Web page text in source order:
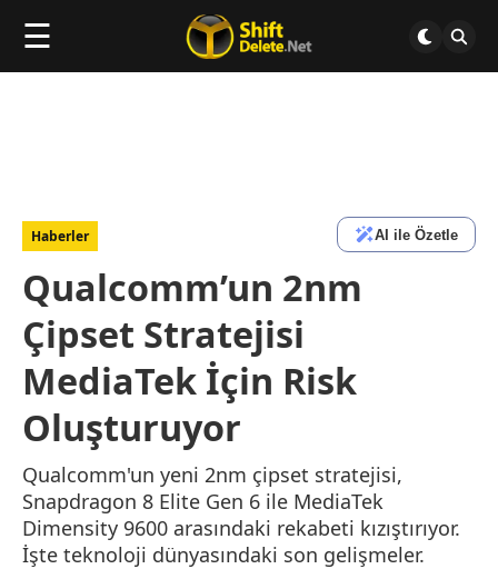
☰
Haberler AI ile Özetle
Qualcomm’un 2nm
Çipset Stratejisi
MediaTek İçin Risk
Oluşturuyor
Qualcomm'un yeni 2nm çipset stratejisi,
Snapdragon 8 Elite Gen 6 ile MediaTek
Dimensity 9600 arasındaki rekabeti kızıştırıyor.
İşte teknoloji dünyasındaki son gelişmeler.